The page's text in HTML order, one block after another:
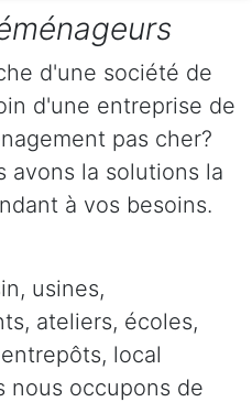
d'une société de
d'une entreprise de
pas cher?
avons la solutions la
à vos besoins.
usines,
ateliers, écoles,
local
nous occupons de